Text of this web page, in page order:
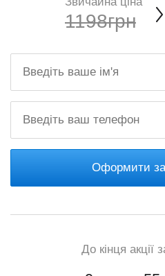
1198грн
Оформити
До кінця акції